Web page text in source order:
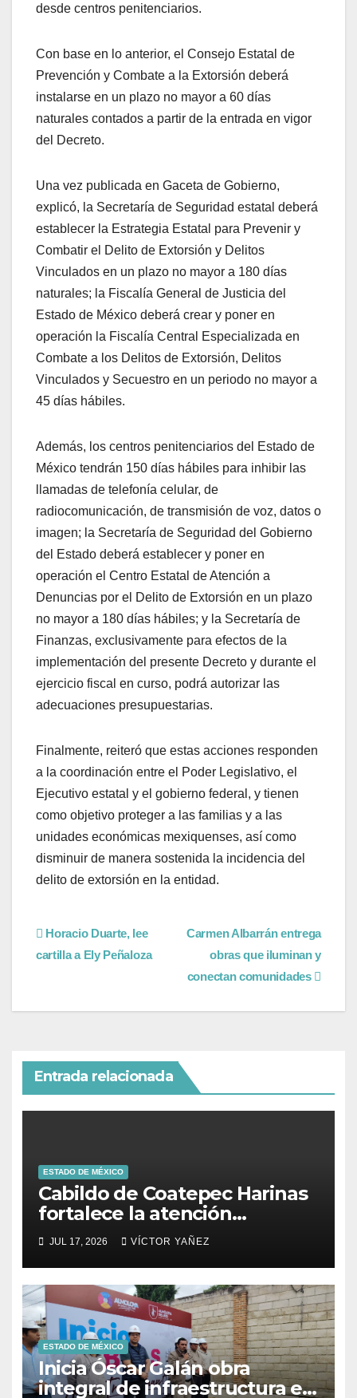
desde centros penitenciarios.
Con base en lo anterior, el Consejo Estatal de
Prevención y Combate a la Extorsión deberá
instalarse en un plazo no mayor a 60 días
naturales contados a partir de la entrada en vigor
del Decreto.
Una vez publicada en Gaceta de Gobierno,
explicó, la Secretaría de Seguridad estatal deberá
establecer la Estrategia Estatal para Prevenir y
Combatir el Delito de Extorsión y Delitos
Vinculados en un plazo no mayor a 180 días
naturales; la Fiscalía General de Justicia del
Estado de México deberá crear y poner en
operación la Fiscalía Central Especializada en
Combate a los Delitos de Extorsión, Delitos
Vinculados y Secuestro en un periodo no mayor a
45 días hábiles.
Además, los centros penitenciarios del Estado de
México tendrán 150 días hábiles para inhibir las
llamadas de telefonía celular, de
radiocomunicación, de transmisión de voz, datos o
imagen; la Secretaría de Seguridad del Gobierno
del Estado deberá establecer y poner en
operación el Centro Estatal de Atención a
Denuncias por el Delito de Extorsión en un plazo
no mayor a 180 días hábiles; y la Secretaría de
Finanzas, exclusivamente para efectos de la
implementación del presente Decreto y durante el
ejercicio fiscal en curso, podrá autorizar las
adecuaciones presupuestarias.
Finalmente, reiteró que estas acciones responden
a la coordinación entre el Poder Legislativo, el
Ejecutivo estatal y el gobierno federal, y tienen
como objetivo proteger a las familias y a las
unidades económicas mexiquenses, así como
disminuir de manera sostenida la incidencia del
delito de extorsión en la entidad.
Carmen Albarrán entrega
obras que iluminan y
conectan comunidades
Horacio Duarte, lee
cartilla a Ely Peñaloza
Entrada relacionada
ESTADO DE MÉXICO
Cabildo de Coatepec Harinas
fortalece la atención
ciudadana y la toma de
decisiones
JUL 17, 2026 VÍCTOR YAÑEZ
ESTADO DE MÉXICO
Inicia Óscar Galán obra
integral de infraestructura en